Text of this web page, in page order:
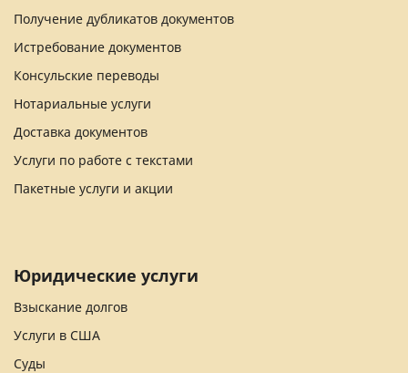
Получение дубликатов документов
Истребование документов
Консульские переводы
Нотариальные услуги
Доставка документов
Услуги по работе с текстами
Пакетные услуги и акции
Юридические услуги
Взыскание долгов
Услуги в США
Суды